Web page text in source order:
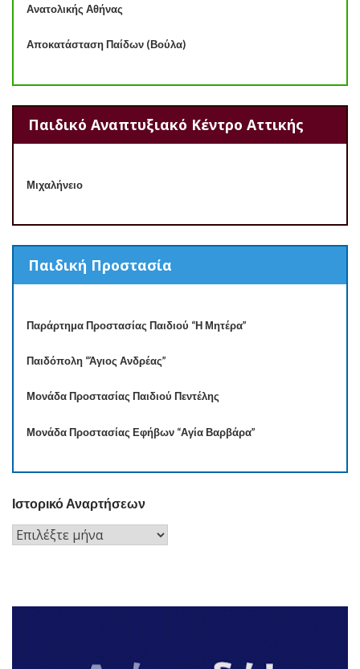
Ανατολικής Αθήνας
Αποκατάσταση Παίδων (Βούλα)
Παιδικό Αναπτυξιακό Κέντρο Αττικής
Μιχαλήνειο
Παιδική Προστασία
Παράρτημα Προστασίας Παιδιού “Η Μητέρα”
Παιδόπολη “Άγιος Ανδρέας”
Μονάδα Προστασίας Παιδιού Πεντέλης
Μονάδα Προστασίας Εφήβων “Αγία Βαρβάρα”
Ιστορικό Αναρτήσεων
Ιστορικό